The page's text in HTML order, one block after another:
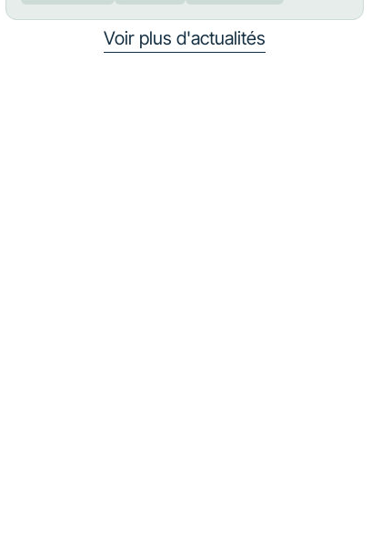
Voir plus d'actualités